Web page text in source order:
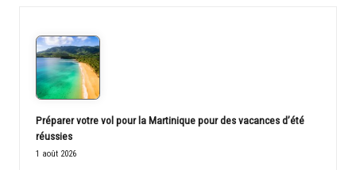
Préparer votre vol pour la Martinique pour des vacances d’été
réussies
1 août 2026